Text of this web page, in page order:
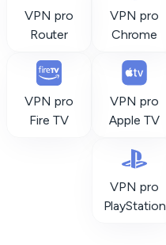
VPN pro
Router
VPN pro
Chrome
VPN pro
Fire TV
VPN pro
Apple TV
VPN pro
PlayStation